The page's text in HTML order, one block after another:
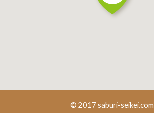
© 2017 saburi-seikei.com